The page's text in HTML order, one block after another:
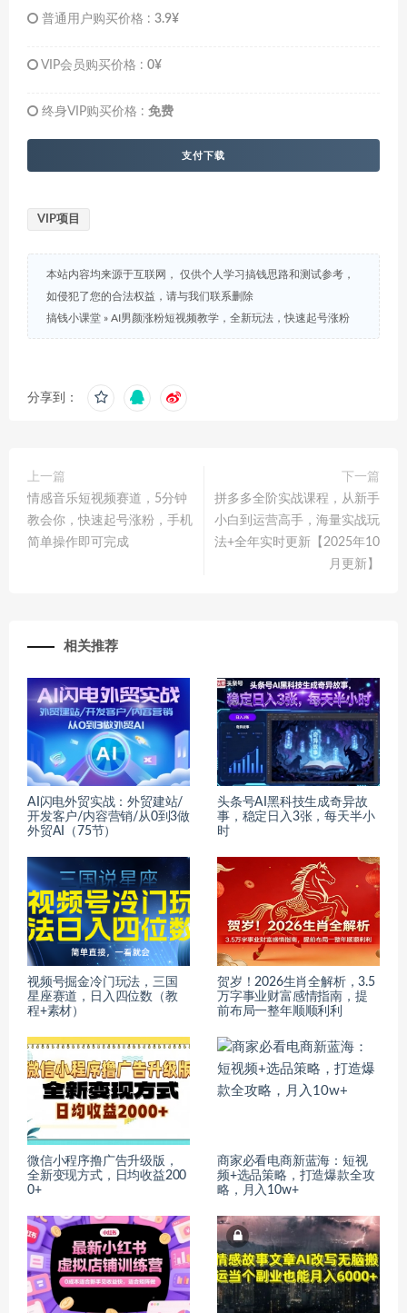
普通用户购买价格 : 3.9¥
VIP会员购买价格 : 0¥
终身VIP购买价格 : 免费
支付下载
VIP项目
本站内容均来源于互联网， 仅供个人学习搞钱思路和测试参考，
如侵犯了您的合法权益，请与我们联系删除
搞钱小课堂 » AI男颜涨粉短视频教学，全新玩法，快速起号涨粉
分享到：
上一篇
情感音乐短视频赛道，5分钟
教会你，快速起号涨粉，手机
简单操作即可完成
下一篇
拼多多全阶实战课程，从新手
小白到运营高手，海量实战玩
法+全年实时更新【2025年10
月更新】
相关推荐
AI闪电外贸实战：外贸建站/
开发客户/内容营销/从0到3做
外贸AI（75节）
头条号AI黑科技生成奇异故
事，稳定日入3张，每天半小
时
视频号掘金冷门玩法，三国
星座赛道，日入四位数（教
程+素材）
贺岁！2026生肖全解析，3.5
万字事业财富感情指南，提
前布局一整年顺顺利利
微信小程序撸广告升级版，
全新变现方式，日均收益200
0+
商家必看电商新蓝海：短视
频+选品策略，打造爆款全攻
略，月入10w+